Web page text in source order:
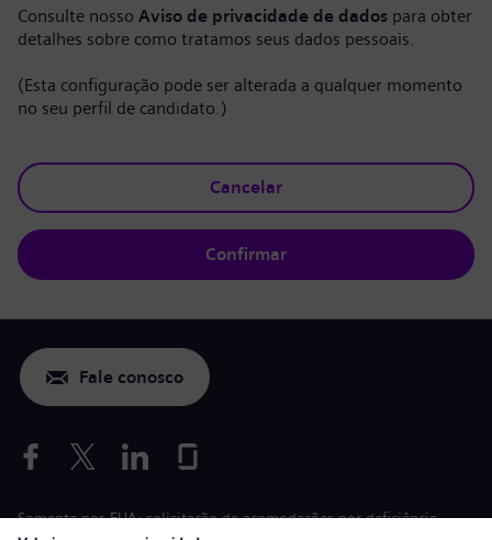
Consulte nosso Aviso de privacidade de dados para obter
detalhes sobre como tratamos seus dados pessoais.
(Esta configuração pode ser alterada a qualquer momento
no seu perfil de candidato.)
Cancelar
Confirmar
Fale conosco
Somente nos EUA: solicitação de acomodações por deficiência